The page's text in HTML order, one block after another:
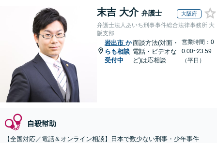
末吉 大介 弁護士 大阪府
弁護士法人あいち刑事事件総合法律事務所 大
阪支部
岩出市 か
らも相談
受付中
面談方法(対面・
電話・ビデオな
ど)は応相談
営業時間：0
0:00~23:59
（平日）
自殺幇助
【全国対応／電話＆オンライン相談】日本で数少ない刑事・少年事件